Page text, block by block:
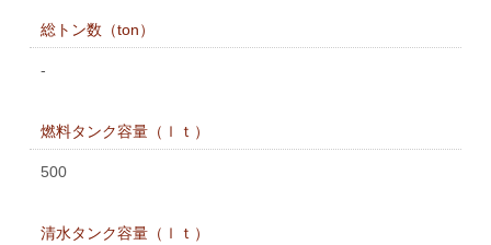
総トン数（ton）
-
燃料タンク容量（ｌｔ）
500
清水タンク容量（ｌｔ）